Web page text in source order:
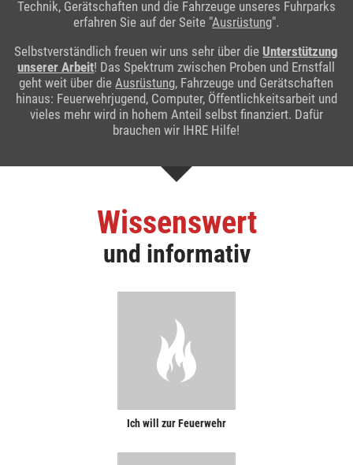
Technik, Gerätschaften und die Fahrzeuge unseres Fuhrparks
erfahren Sie auf der Seite "Ausrüstung".
Selbstverständlich freuen wir uns sehr über die Unterstützung
unserer Arbeit! Das Spektrum zwischen Proben und Ernstfall
geht weit über dieAusrüstung, Fahrzeuge und Gerätschaften
hinaus: Feuerwehrjugend, Computer, Öffentlichkeitsarbeit und
vieles mehr wird in hohem Anteil selbst finanziert. Dafür
brauchen wir IHRE Hilfe!
Wissenswert
und informativ
Ich will zur Feuerwehr